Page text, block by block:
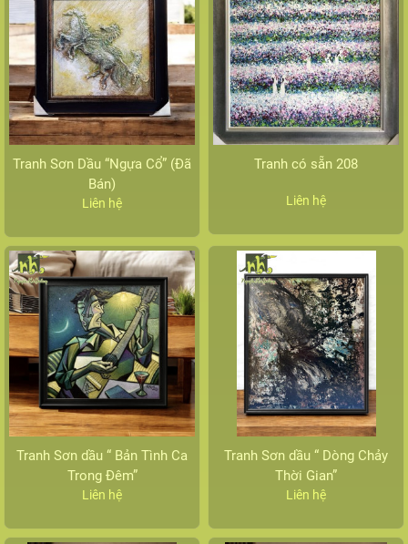
Tranh Sơn Dầu “Ngựa Cổ” (Đã
Bán)
Liên hệ
Tranh có sẵn 208
Liên hệ
Tranh Sơn dầu “ Bản Tình Ca
Trong Đêm”
Liên hệ
Tranh Sơn dầu “ Dòng Chảy
Thời Gian”
Liên hệ